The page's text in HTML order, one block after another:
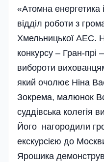
«Атомна енергетика
відділ роботи з
Хмельницької АЕС.
конкурсу – Гран-прі
вибороти
який очолює Ніна
Зокрема, малюнок
суддівська колегі­я
Його нагородили
екскурсі­єю до
Ярошика